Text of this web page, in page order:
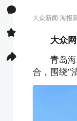
大众新闻·海报
大众
青岛海上
合，围绕“